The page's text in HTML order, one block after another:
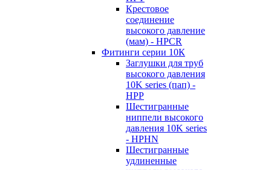
Крестовое
соединение
высокого давление
(мам) - HPCR
Фитинги серии 10К
Заглушки для труб
высокого давления
10K series (пап) -
HPP
Шестигранные
ниппели высокого
давления 10K series
- HPHN
Шестигранные
удлиненные